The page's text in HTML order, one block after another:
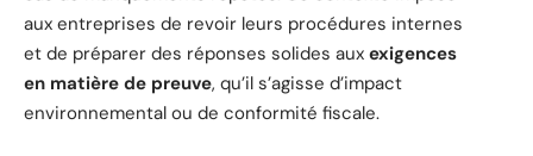
aux entreprises de revoir leurs procédures internes
et de préparer des réponses solides aux exigences
en matière de preuve, qu’il s’agisse d’impact
environnemental ou de conformité fiscale.